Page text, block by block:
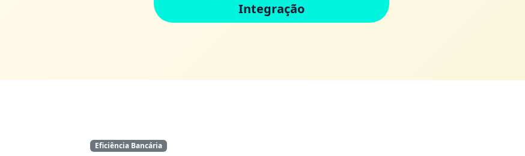
Integração
Eficiência Bancária